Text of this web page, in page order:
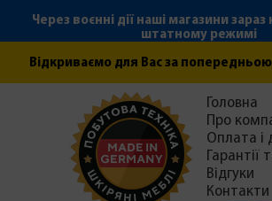
Через воєнні дії наші магазини
штатному режимі
Відкриваємо для Вас за
Головна
Про
Оплата і
Гарантії
Відгуки
Контакти